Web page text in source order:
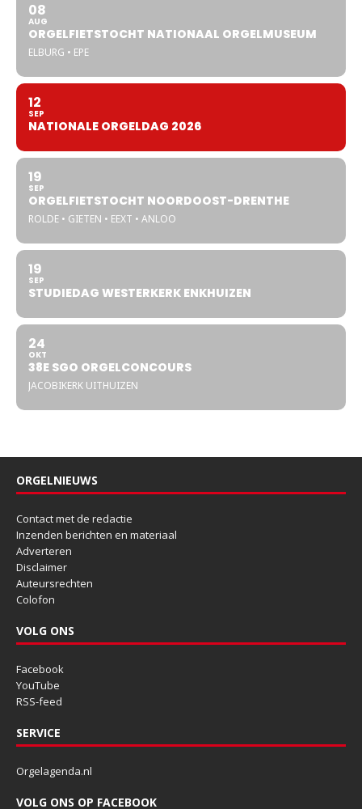
08
AUG
ORGELFIETSTOCHT NATIONAAL ORGELMUSEUM
ELBURG • EPE
12
SEP
NATIONALE ORGELDAG 2026
19
SEP
ORGELFIETSTOCHT NOORDOOST-DRENTHE
ROLDE • GIETEN • EEXT • ANLOO
19
SEP
STUDIEDAG WESTERKERK ENKHUIZEN
24
OKT
38E SGO ORGELCONCOURS
JACOBIKERK UITHUIZEN
ORGELNIEUWS
Contact met de redactie
Inzenden berichten en materiaal
Adverteren
Disclaimer
Auteursrechten
Colofon
VOLG ONS
Facebook
YouTube
RSS-feed
SERVICE
Orgelagenda.nl
VOLG ONS OP FACEBOOK